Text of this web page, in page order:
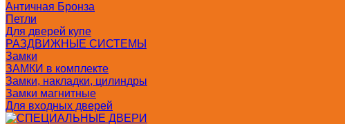
Античная Бронза
Петли
Для дверей купе
РАЗДВИЖНЫЕ СИСТЕМЫ
Замки
ЗАМКИ в комплекте
Замки, накладки, цилиндры
Замки магнитные
Для входных дверей